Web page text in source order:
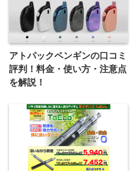
アトパックペンギンの口コミ
評判！料金・使い方・注意点
を解説！